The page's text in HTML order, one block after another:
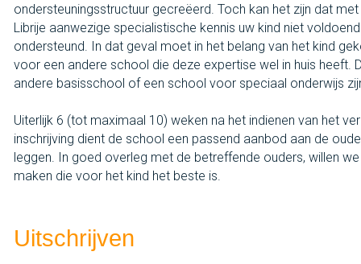
ondersteuningsstructuur gecreëerd. Toch kan het zijn dat
Librije aanwezige specialistische kennis uw kind niet
ondersteund. In dat geval moet in het belang van het kind
voor een andere school die deze expertise wel in huis heeft.
andere basisschool of een school voor speciaal onderwijs
Uiterlijk 6 (tot maximaal 10) weken na het indienen van het
inschrijving dient de school een passend aanbod aan de
leggen. In goed overleg met de betreffende ouders, willen
maken die voor het kind het beste is.
Uitschrijven